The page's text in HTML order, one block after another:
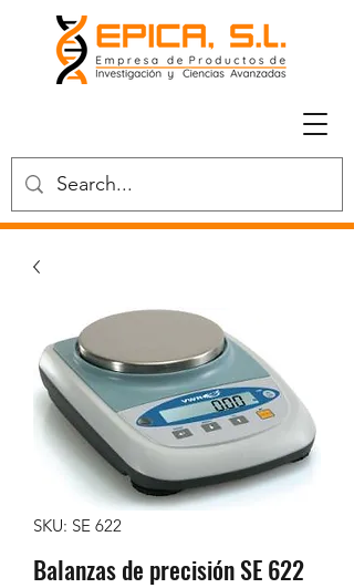
SKU: SE 622
Balanzas de precisión SE 622